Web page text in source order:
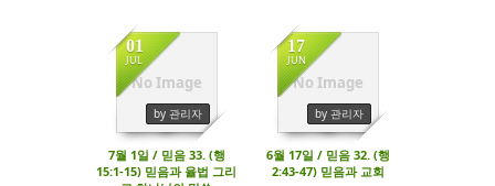
No Image
01
JUL
by 관리자
3416
7월 1일 / 믿음 33. (행
15:1-15) 믿음과 율법 그리
No Image
17
JUN
by 관리자
2988
6월 17일 / 믿음 32. (행
2:43-47) 믿음과 교회